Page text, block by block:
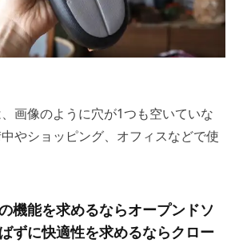
画像のように穴が1つも空いていな
やショッピング、オフィスなどで使
機能を求めるならオープンドソ
ずに快適性を求めるならクロー